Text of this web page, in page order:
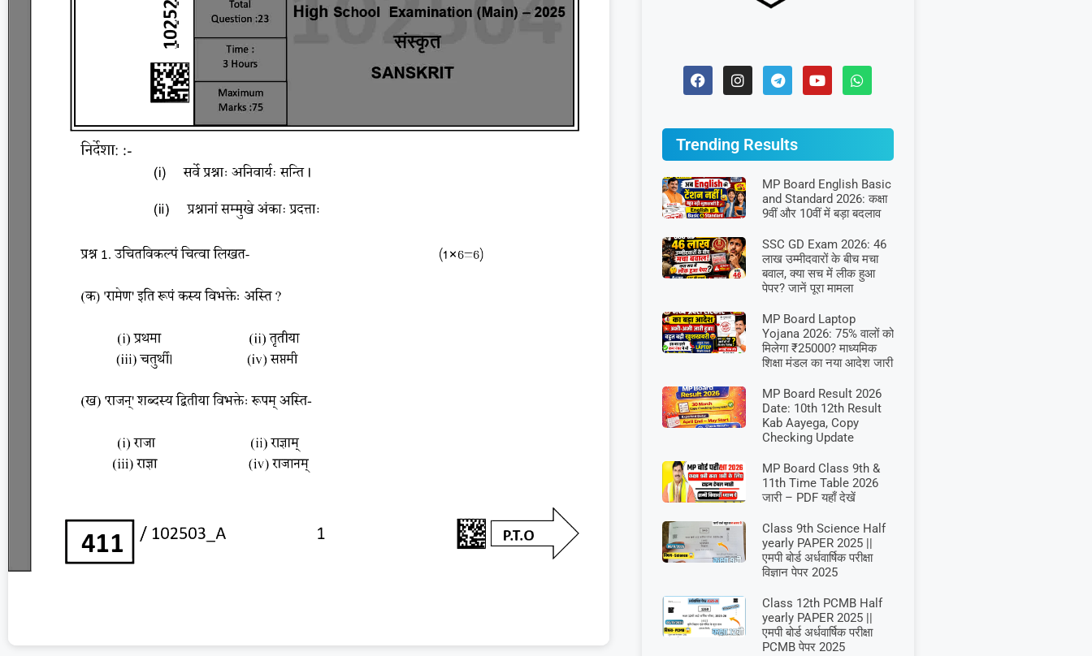
Trending Results
MP Board English Basic
and Standard 2026: कक्षा
9वीं और 10वीं में बड़ा बदलाव
SSC GD Exam 2026: 46
लाख उम्मीदवारों के बीच मचा
बवाल, क्या सच में लीक हुआ
पेपर? जानें पूरा मामला
MP Board Laptop
Yojana 2026: 75% वालों को
मिलेगा ₹25000? माध्यमिक
शिक्षा मंडल का नया आदेश जारी
MP Board Result 2026
Date: 10th 12th Result
Kab Aayega, Copy
Checking Update
MP Board Class 9th &
11th Time Table 2026
जारी – PDF यहाँ देखें
Class 9th Science Half
yearly PAPER 2025 ||
एमपी बोर्ड अर्धवार्षिक परीक्षा
विज्ञान पेपर 2025
Class 12th PCMB Half
yearly PAPER 2025 ||
एमपी बोर्ड अर्धवार्षिक परीक्षा
PCMB पेपर 2025